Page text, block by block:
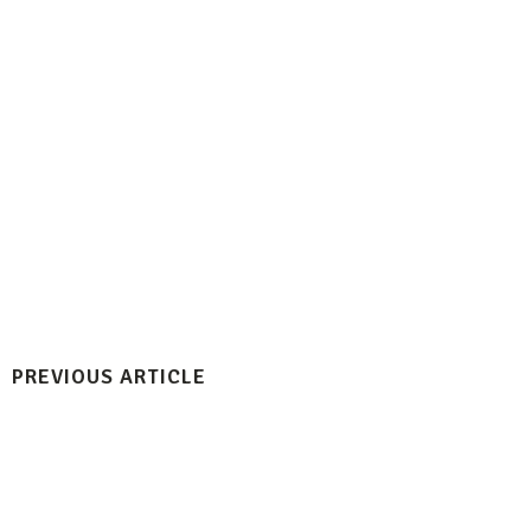
PREVIOUS ARTICLE